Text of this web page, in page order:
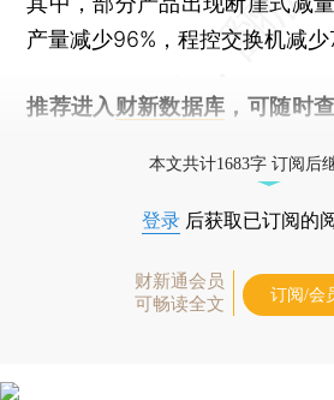
产量减少96%，程控交换机减少
推荐进入 财新数据库 ，可随时
本文共计1683字 订阅后
登录 后获取已订阅的
财新通会员
可畅读全文
订阅/会